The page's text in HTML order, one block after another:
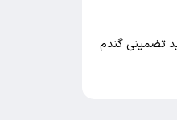
تضمینی گندم